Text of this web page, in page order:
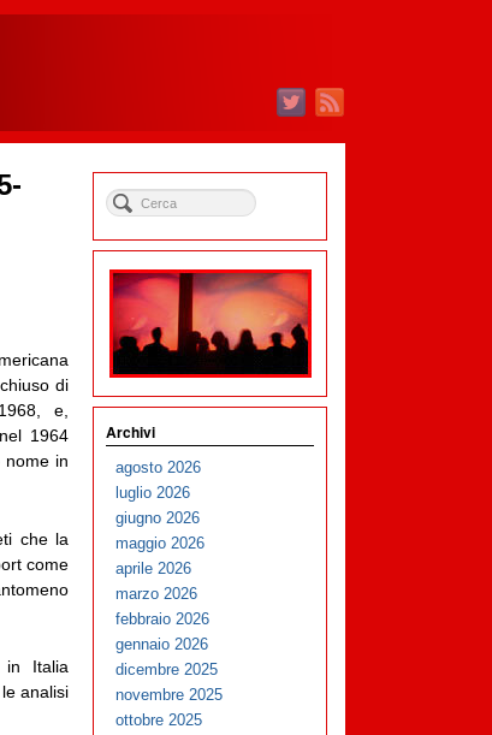
di
e,
1964
nome in
che la
come
in Italia
analisi
Archivi
agosto 2026
luglio 2026
giugno 2026
maggio 2026
aprile 2026
marzo 2026
febbraio 2026
gennaio 2026
dicembre 2025
novembre 2025
ottobre 2025